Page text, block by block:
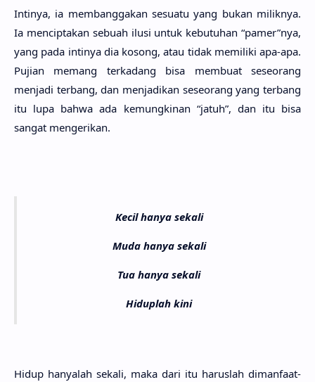
Inti­nya, ia membangga­kan sesua­tu yang bukan milik­nya.
Ia mencipta­kan sebu­ah ilusi untuk kebutu­han “pamer”nya,
yang pada inti­nya dia kosong, atau tidak memili­ki apa-apa.
Puji­an memang terka­dang bisa membu­at seseo­rang
menja­di ter­bang, dan menjadi­kan seseo­rang yang ter­bang
itu lupa bahwa ada kemungki­nan “jatuh”, dan itu bisa
sangat mengeri­kan.
Kecil hanya sekali
Muda hanya sekali
Tua hanya sekali
Hiduplah kini
Hidup hanya­lah seka­li, maka dari itu harus­lah dimanfaat­